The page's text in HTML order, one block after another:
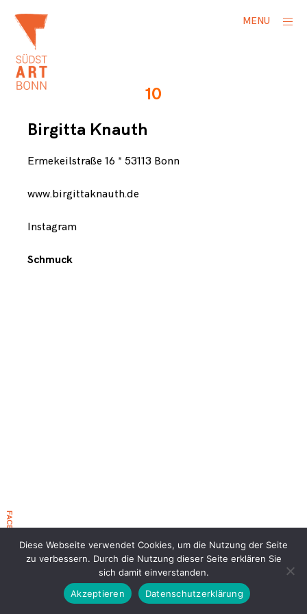
content
MENU
FACEBOOK EVENT 2026
K
n
a
t
,
i
g
t
10
Birgitta Knauth
Ermekeilstraße 16 * 53113 Bonn
www.birgittaknauth.de
Instagram
Schmuck
Diese Webseite verwendet Cookies, um die Nutzung der Seite
zu verbessern. Durch die Nutzung dieser Seite erklären Sie
sich damit einverstanden.
Akzeptieren
Datenschutzerklärung